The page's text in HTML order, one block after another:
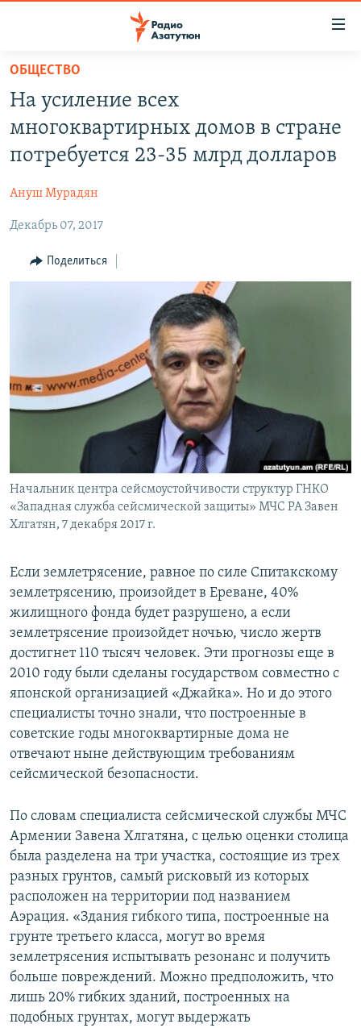
Перейти
основному
содержанию
основной
навигации
Перейти
поиску
НОВОСТИ
ПОЛИТИКА
ЭКОНОМИКА
РЕГИОН
НАГОРНЫЙ КАРАБАХ
Հայերեն
English
Все сайты Радио Азатутюн
ОБЩЕСТВО
На усиление всех
многоквартирных домов в стране
потребуется 23-35 млрд долларов
Ануш Мурадян
Декабрь 07, 2017
Поделиться
Начальник центра сейсмоустойчивости структур ГНКО
«Западная служба сейсмической защиты» МЧС РА Завен
Хлгатян, 7 декабря 2017 г.
Если землетрясение, равное по силе Спитакскому
землетрясению, произойдет в Ереване, 40%
жилищного фонда будет разрушено, а если
землетрясение произойдет ночью, число жертв
достигнет 110 тысяч человек. Эти прогнозы еще в
2010 году были сделаны государством совместно с
японской организацией «Джайка». Но и до этого
специалисты точно знали, что построенные в
советские годы многоквартирные дома не
отвечают ныне действующим требованиям
сейсмической безопасности.
По словам специалиста сейсмической службы МЧС
Армении Завена Хлгатяна, с целью оценки столица
была разделена на три участка, состоящие из трех
разных грунтов, самый рисковый из которых
расположен на территории под названием
Аэрация. «Здания гибкого типа, построенные на
грунте третьего класса, могут во время
землетрясения испытывать резонанс и получить
больше повреждений. Можно предположить, что
лишь 20% гибких зданий, построенных на
подобных грунтах, могут выдержать